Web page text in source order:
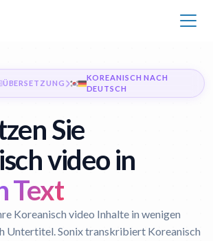
ÜBERSETZUNG
KOREANISCH NACH
DEUTSCH
Sie
video in
Text
Koreanisch video Inhalte in wenigen
Untertitel. Sonix transkribiert Koreanisch